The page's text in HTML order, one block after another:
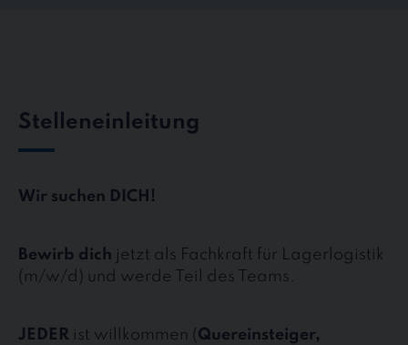
Stelleneinleitung
Wir suchen DICH!
Bewirb dich jetzt als Fachkraft für Lagerlogistik
(m/w/d) und werde Teil des Teams.
JEDER ist willkommen (Quereinsteiger,